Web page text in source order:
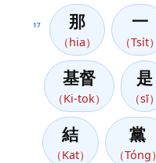
17 那
（hia）
一
（Tsi̍t）
基督
（Ki-tok）
是
（sī）
結
（Kat）
黨
（Tóng）